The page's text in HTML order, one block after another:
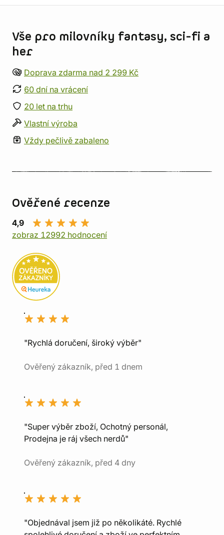
Vše pro milovníky fantasy, sci-fi a
her
Doprava zdarma nad 2 299 Kč
60 dní na vrácení
20 let na trhu
Vlastní výroba
Vždy pečlivě zabaleno
Ověřené recenze
4,9
zobraz 12992 hodnocení
"Rychlá doručení, široký výběr"
Ověřený zákazník, před 1 dnem
"Super výběr zboží, Ochotný personál,
Prodejna je ráj všech nerdů"
Ověřený zákazník, před 4 dny
"Objednával jsem již po několikáté. Rychlé